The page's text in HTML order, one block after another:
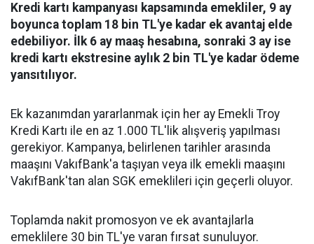
Kredi kartı kampanyası kapsamında emekliler, 9 ay
boyunca toplam 18 bin TL'ye kadar ek avantaj elde
edebiliyor. İlk 6 ay maaş hesabına, sonraki 3 ay ise
kredi kartı ekstresine aylık 2 bin TL'ye kadar ödeme
yansıtılıyor.
Ek kazanımdan yararlanmak için her ay Emekli Troy
Kredi Kartı ile en az 1.000 TL'lik alışveriş yapılması
gerekiyor. Kampanya, belirlenen tarihler arasında
maaşını VakıfBank'a taşıyan veya ilk emekli maaşını
VakıfBank'tan alan SGK emeklileri için geçerli oluyor.
Toplamda nakit promosyon ve ek avantajlarla
emeklilere 30 bin TL'ye varan fırsat sunuluyor.